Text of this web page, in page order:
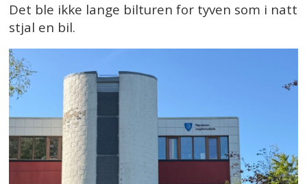
Det ble ikke lange bilturen for tyven som i natt
stjal en bil.